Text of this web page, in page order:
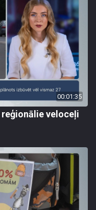
00:01:35
veloceļi